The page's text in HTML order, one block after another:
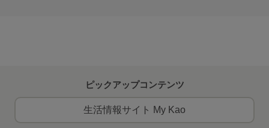
ピックアップコンテンツ
生活情報サイト My Kao